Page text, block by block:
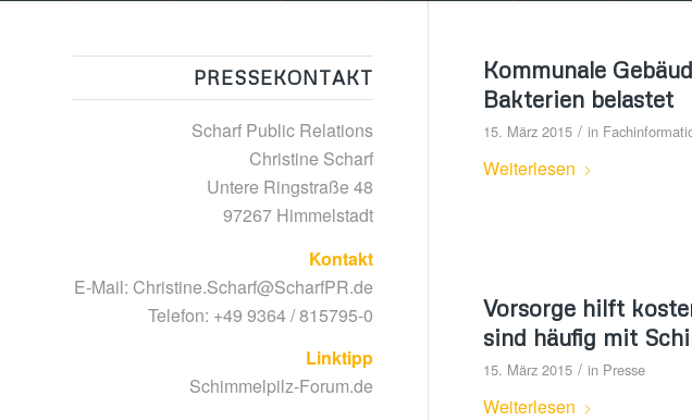
Kommunale
Bakterien belastet
15. März 2015 / in
Weiterlesen
Vorsorge hilft
sind häufig mit
15. März 2015 / in Presse
Weiterlesen
PRESSEKONTAKT
Scharf Public Relations
Christine Scharf
Untere Ringstraße 48
97267 Himmelstadt
Kontakt
E-Mail: Christine.Scharf@ScharfPR.de
Telefon: +49 9364 / 815795-0
Linktipp
Schimmelpilz-Forum.de